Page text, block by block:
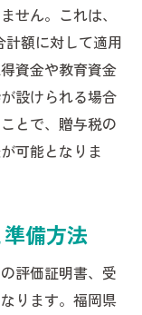
せん。これは、
計額に対して適用
資金や教育資金
設けられる場合
とで、贈与税の
可能となりま
備方法
評価証明書、受
ります。福岡県